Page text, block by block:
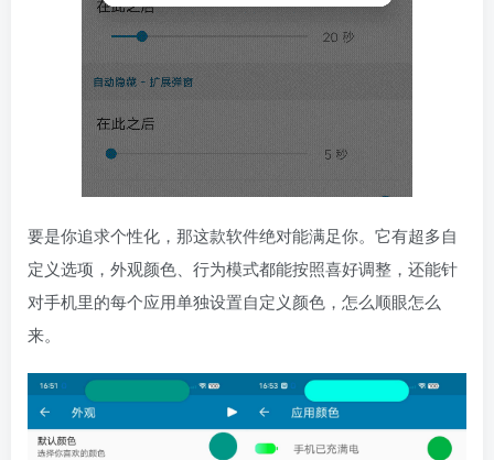
要是你追求个性化，那这款软件绝对能满足你。它有超多自
定义选项，外观颜色、行为模式都能按照喜好调整，还能针
对手机里的每个应用单独设置自定义颜色，怎么顺眼怎么
来。